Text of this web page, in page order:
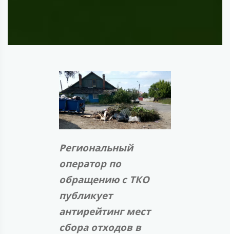
Региональный
оператор по
обращению с ТКО
публикует
антирейтинг мест
сбора отходов в